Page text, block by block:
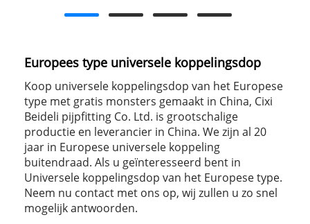
Europees type universele koppelingsdop
Koop universele koppelingsdop van het Europese
type met gratis monsters gemaakt in China, Cixi
Beideli pijpfitting Co. Ltd. is grootschalige
productie en leverancier in China. We zijn al 20
jaar in Europese universele koppeling
buitendraad. Als u geïnteresseerd bent in
Universele koppelingsdop van het Europese type.
Neem nu contact met ons op, wij zullen u zo snel
mogelijk antwoorden.